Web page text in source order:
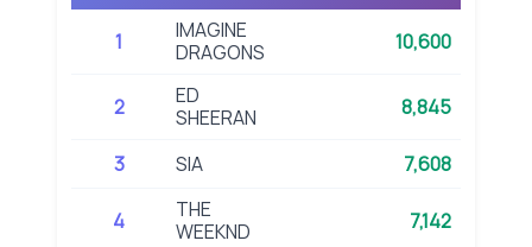
1
IMAGINE
DRAGONS
10,600
2
ED
SHEERAN
8,845
3 SIA 7,608
4
THE
WEEKND
7,142